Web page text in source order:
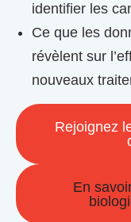
identifier les
Ce que les
révèlent sur
nouveaux
Rejoignez
En